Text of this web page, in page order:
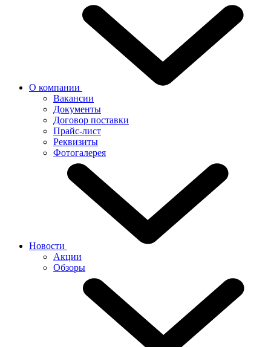
О компании
Вакансии
Документы
Договор поставки
Прайс-лист
Реквизиты
Фотогалерея
Новости
Акции
Обзоры